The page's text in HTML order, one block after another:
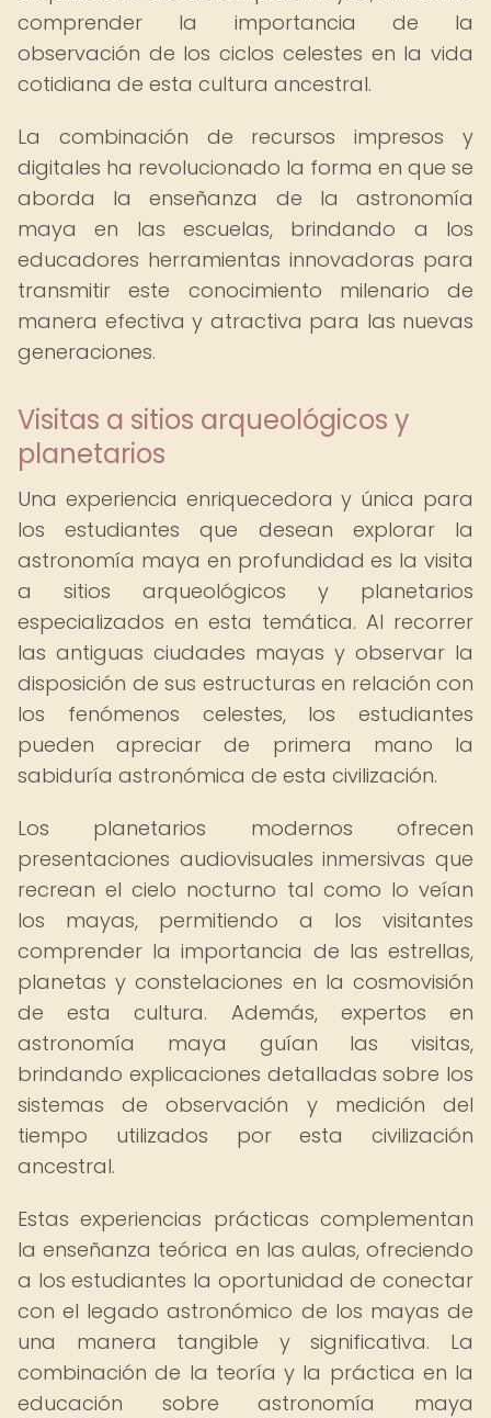
comprender la importancia de la
observación de los ciclos celestes en la vida
cotidiana de esta cultura ancestral.
La combinación de recursos impresos y
digitales ha revolucionado la forma en que se
aborda la enseñanza de la astronomía
maya en las escuelas, brindando a los
educadores herramientas innovadoras para
transmitir este conocimiento milenario de
manera efectiva y atractiva para las nuevas
generaciones.
Visitas a sitios arqueológicos y
planetarios
Una experiencia enriquecedora y única para
los estudiantes que desean explorar la
astronomía maya en profundidad es la visita
a sitios arqueológicos y planetarios
especializados en esta temática. Al recorrer
las antiguas ciudades mayas y observar la
disposición de sus estructuras en relación con
los fenómenos celestes, los estudiantes
pueden apreciar de primera mano la
sabiduría astronómica de esta civilización.
Los planetarios modernos ofrecen
presentaciones audiovisuales inmersivas que
recrean el cielo nocturno tal como lo veían
los mayas, permitiendo a los visitantes
comprender la importancia de las estrellas,
planetas y constelaciones en la cosmovisión
de esta cultura. Además, expertos en
astronomía maya guían las visitas,
brindando explicaciones detalladas sobre los
sistemas de observación y medición del
tiempo utilizados por esta civilización
ancestral.
Estas experiencias prácticas complementan
la enseñanza teórica en las aulas, ofreciendo
a los estudiantes la oportunidad de conectar
con el legado astronómico de los mayas de
una manera tangible y significativa. La
combinación de la teoría y la práctica en la
educación sobre astronomía maya